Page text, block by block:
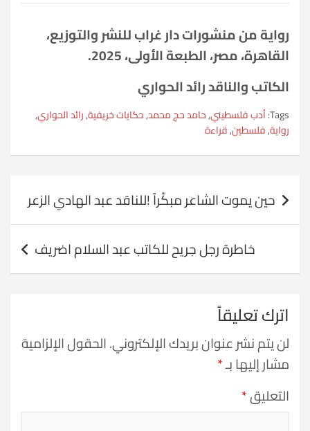
رواية من منشورات دار غراب للنشر والتوزيع،
القاهرة، مصر، الطبعة الأولى، 2025.
الكاتب والناقد رائد الحواري
Tags: أدب فلسطيني,حامد حج محمد,حكايات خريفية,رائد الحواري,
رواية,فلسطين,قراءة
المقالات
حين يموت الشاعر مبكّراً !للناقد عبد الهادي الزعر
خاطرة رجل جريح للكاتب عبد السلام اضريف
اترك تعليقاً
لن يتم نشر عنوان بريدك الإلكتروني.الحقول الإلزامية
مشار إليها بـ*
التعليق*